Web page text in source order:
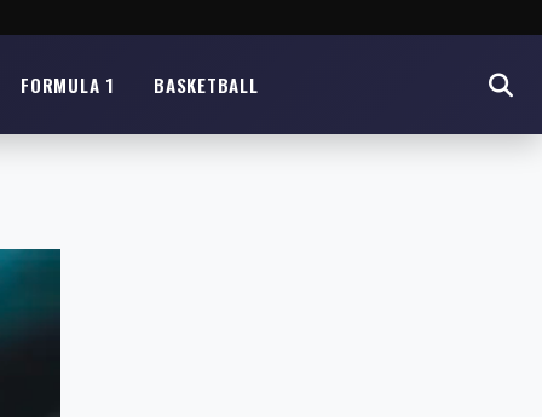
FORMULA 1 BASKETBALL